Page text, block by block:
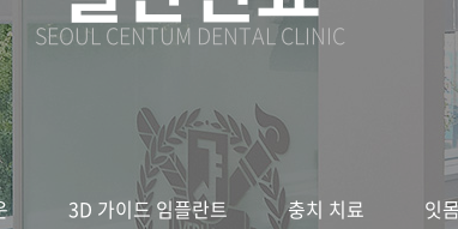
궁금하시죠?
우수한
진료서비스 제공
SEOUL CENTUM DENTAL CLINIC
3D 가이드 임플란트 충치 치료 잇